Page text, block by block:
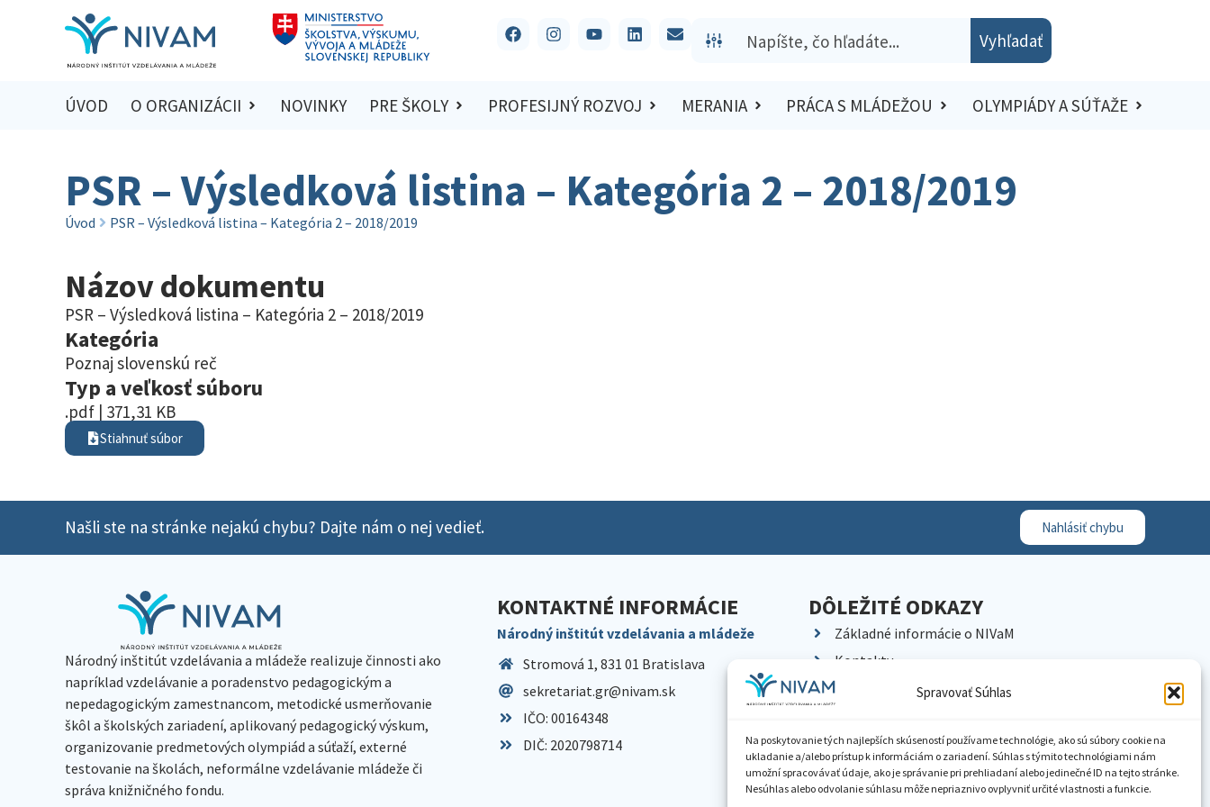
Spravovať Súhlas
Na poskytovanie tých najlepších skúseností používame technológie, ako sú súbory cookie na
ukladanie a/alebo prístup k informáciám o zariadení. Súhlas s týmito technológiami nám
umožní spracovávať údaje, ako je správanie pri prehliadaní alebo jedinečné ID na tejto stránke.
Nesúhlas alebo odvolanie súhlasu môže nepriaznivo ovplyvniť určité vlastnosti a funkcie.
Vyhľadať
ÚVOD O ORGANIZÁCII NOVINKY PRE ŠKOLY PROFESIJNÝ ROZVOJ MERANIA PRÁCA S MLÁDEŽOU OLYMPIÁDY A SÚŤAŽE
PSR – Výsledková listina – Kategória 2 – 2018/2019
Úvod PSR – Výsledková listina – Kategória 2 – 2018/2019
Názov dokumentu
PSR – Výsledková listina – Kategória 2 – 2018/2019
Kategória
Poznaj slovenskú reč
Typ a veľkosť súboru
.pdf | 371,31 KB
Stiahnuť súbor
Našli ste na stránke nejakú chybu? Dajte nám o nej vedieť. Nahlásiť chybu
Národný inštitút vzdelávania a mládeže realizuje činnosti ako
napríklad vzdelávanie a poradenstvo pedagogickým a
nepedagogickým zamestnancom, metodické usmerňovanie
škôl a školských zariadení, aplikovaný pedagogický výskum,
organizovanie predmetových olympiád a súťaží, externé
testovanie na školách, neformálne vzdelávanie mládeže či
správa knižničného fondu.
KONTAKTNÉ INFORMÁCIE
Národný inštitút vzdelávania a mládeže
Stromová 1, 831 01 Bratislava
sekretariat.gr@nivam.sk
IČO: 00164348
DIČ: 2020798714
DÔLEŽITÉ ODKAZY
Základné informácie o NIVaM
Kontakty
Kariéra
Pracoviská NIVaM
Dokumenty inštitúcie
Knižnica